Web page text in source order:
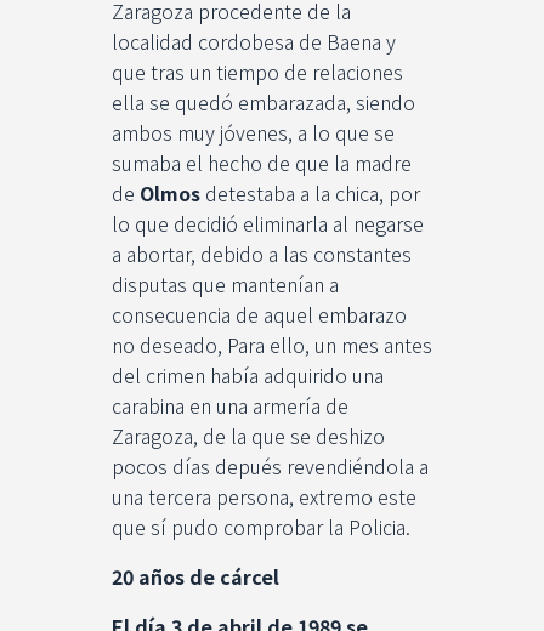
Zaragoza procedente de la
localidad cordobesa de Baena y
que tras un tiempo de relaciones
ella se quedó embarazada, siendo
ambos muy jóvenes, a lo que se
sumaba el hecho de que la madre
de Olmosdetestaba a la chica, por
lo que decidió eliminarla al negarse
a abortar, debido a las constantes
disputas que mantenían a
consecuencia de aquel embarazo
no deseado, Para ello, un mes antes
del crimen había adquirido una
carabina en una armería de
Zaragoza, de la que se deshizo
pocos días depués revendiéndola a
una tercera persona, extremo este
que sí pudo comprobar la Policia.
20 años de cárcel